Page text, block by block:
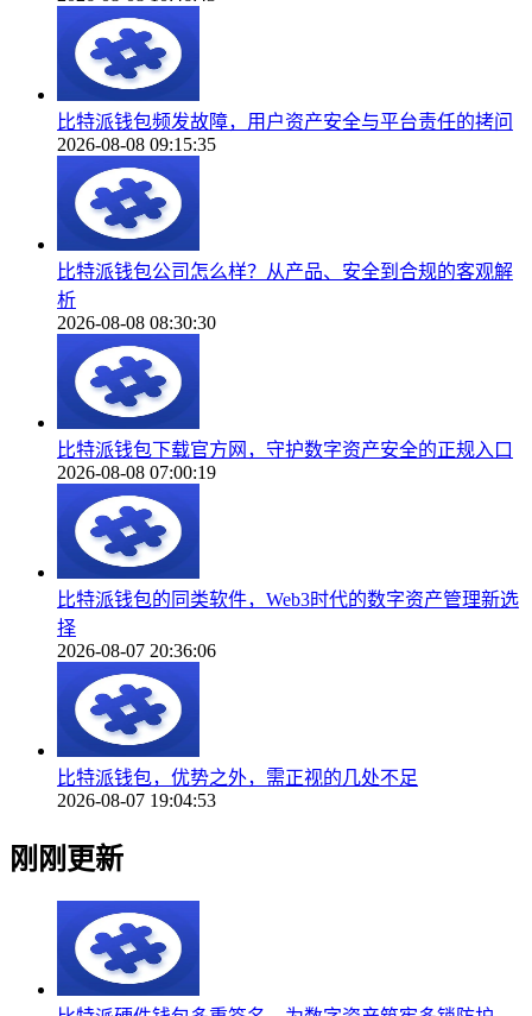
比特派钱包频发故障，用户资产安全与平台责任的拷问
2026-08-08 09:15:35
比特派钱包公司怎么样？从产品、安全到合规的客观解
析
2026-08-08 08:30:30
比特派钱包下载官方网，守护数字资产安全的正规入口
2026-08-08 07:00:19
比特派钱包的同类软件，Web3时代的数字资产管理新选
择
2026-08-07 20:36:06
比特派钱包，优势之外，需正视的几处不足
2026-08-07 19:04:53
刚刚更新